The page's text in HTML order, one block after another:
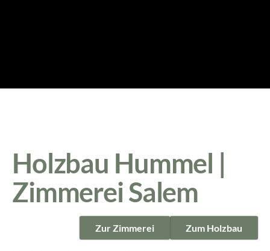
Holzbau Hummel |
Zimmerei Salem
Zum Holzbau
Zur Zimmerei